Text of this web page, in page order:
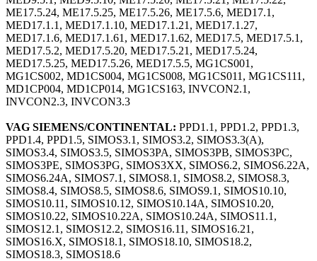
ME17.5.24, ME17.5.25, ME17.5.26, ME17.5.6, MED17.1,
MED17.1.1, MED17.1.10, MED17.1.21, MED17.1.27,
MED17.1.6, MED17.1.61, MED17.1.62, MED17.5, MED17.5.1,
MED17.5.2, MED17.5.20, MED17.5.21, MED17.5.24,
MED17.5.25, MED17.5.26, MED17.5.5, MG1CS001,
MG1CS002, MD1CS004, MG1CS008, MG1CS011, MG1CS111,
MD1CP004, MD1CP014, MG1CS163, INVCON2.1,
INVCON2.3, INVCON3.3
VAG SIEMENS/CONTINENTAL: PPD1.1, PPD1.2, PPD1.3,
PPD1.4, PPD1.5, SIMOS3.1, SIMOS3.2, SIMOS3.3(A),
SIMOS3.4, SIMOS3.5, SIMOS3PA, SIMOS3PB, SIMOS3PC,
SIMOS3PE, SIMOS3PG, SIMOS3XX, SIMOS6.2, SIMOS6.22A,
SIMOS6.24A, SIMOS7.1, SIMOS8.1, SIMOS8.2, SIMOS8.3,
SIMOS8.4, SIMOS8.5, SIMOS8.6, SIMOS9.1, SIMOS10.10,
SIMOS10.11, SIMOS10.12, SIMOS10.14A, SIMOS10.20,
SIMOS10.22, SIMOS10.22A, SIMOS10.24A, SIMOS11.1,
SIMOS12.1, SIMOS12.2, SIMOS16.11, SIMOS16.21,
SIMOS16.X, SIMOS18.1, SIMOS18.10, SIMOS18.2,
SIMOS18.3, SIMOS18.6